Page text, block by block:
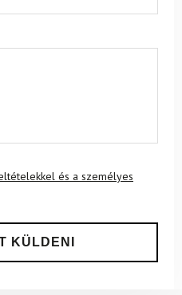
és a személyes